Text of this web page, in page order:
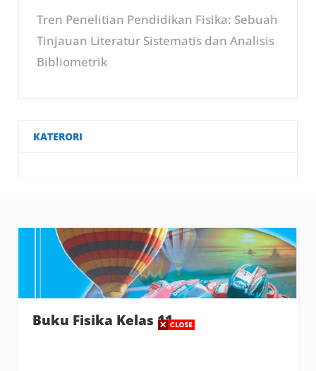
Tren Penelitian Pendidikan Fisika: Sebuah
Tinjauan Literatur Sistematis dan Analisis
Bibliometrik
KATERORI
Buku Fisika Kelas 11